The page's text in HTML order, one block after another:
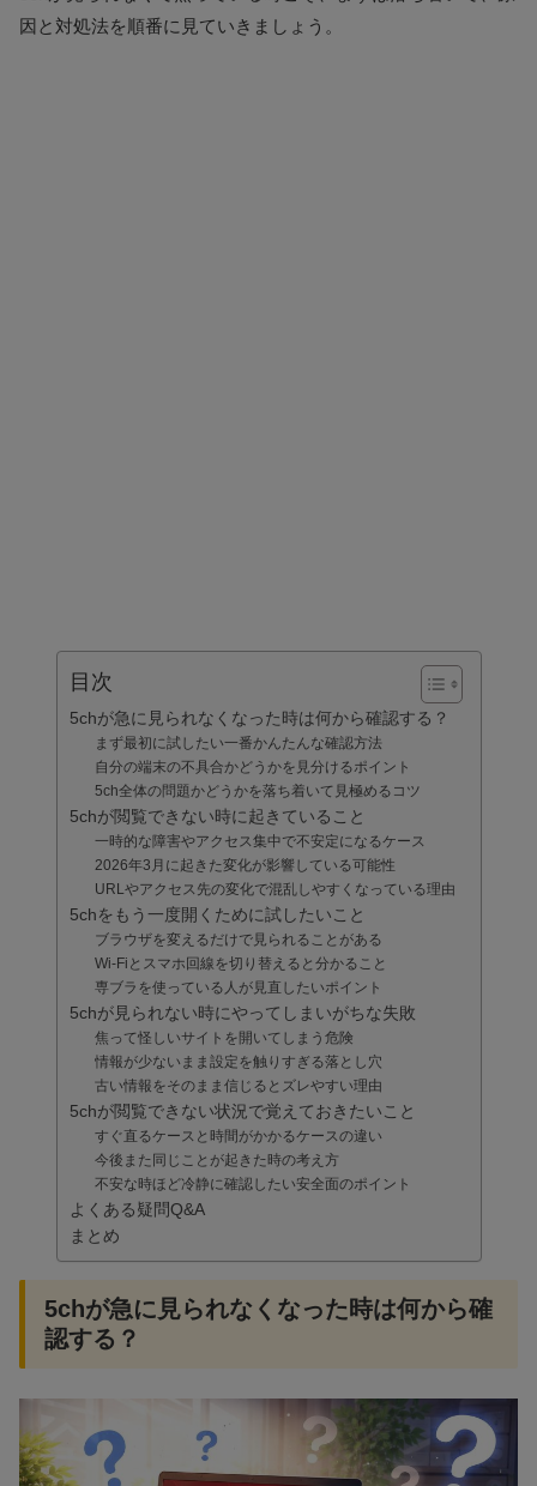
因と対処法を順番に見ていきましょう。
目次
5chが急に見られなくなった時は何から確認する？
まず最初に試したい一番かんたんな確認方法
自分の端末の不具合かどうかを見分けるポイント
5ch全体の問題かどうかを落ち着いて見極めるコツ
5chが閲覧できない時に起きていること
一時的な障害やアクセス集中で不安定になるケース
2026年3月に起きた変化が影響している可能性
URLやアクセス先の変化で混乱しやすくなっている理由
5chをもう一度開くために試したいこと
ブラウザを変えるだけで見られることがある
Wi-Fiとスマホ回線を切り替えると分かること
専ブラを使っている人が見直したいポイント
5chが見られない時にやってしまいがちな失敗
焦って怪しいサイトを開いてしまう危険
情報が少ないまま設定を触りすぎる落とし穴
古い情報をそのまま信じるとズレやすい理由
5chが閲覧できない状況で覚えておきたいこと
すぐ直るケースと時間がかかるケースの違い
今後また同じことが起きた時の考え方
不安な時ほど冷静に確認したい安全面のポイント
よくある疑問Q&A
まとめ
5chが急に見られなくなった時は何から確
認する？